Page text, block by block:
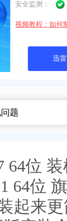
安全监测：
视频教程：如何
迅
题
位 装
64位
起来